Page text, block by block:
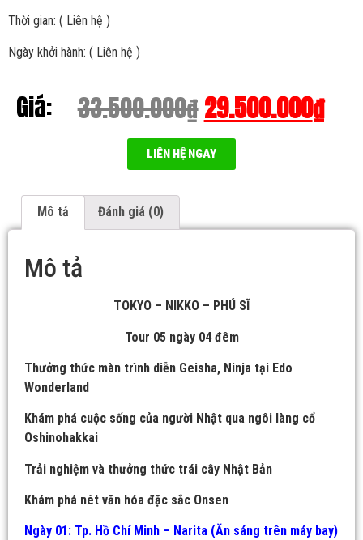
Thời gian: ( Liên hệ )
Ngày khởi hành: ( Liên hệ )
Giá: 33.500.000₫29.500.000₫
LIÊN HỆ NGAY
Mô tả Đánh giá (0)
Mô tả
TOKYO – NIKKO – PHÚ SĨ
Tour 05ngày 04 đêm
Thưởng thức màn trình diễn Geisha, Ninja tại Edo
Wonderland
Khám phá cuộc sống của người Nhật qua ngôi làng cổ
Oshinohakkai
Trải nghiệm và thưởng thức trái cây Nhật Bản
Khám phá nét văn hóa đặc sắc Onsen
Ngày 01: Tp. Hồ Chí Minh – Narita (Ăn sáng trên máy bay)